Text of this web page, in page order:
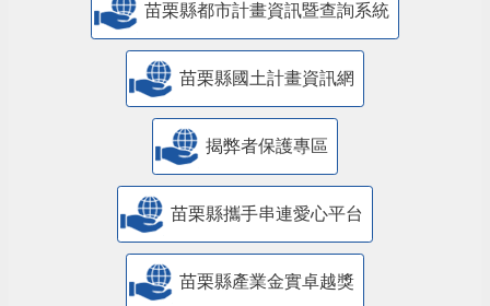
苗栗縣都市計畫資訊暨查詢系統
苗栗縣國土計畫資訊網
揭弊者保護專區
苗栗縣攜手串連愛心平台
苗栗縣產業金實卓越獎